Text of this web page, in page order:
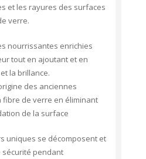
et les rayures des surfaces
verre.
nourrissantes enrichies
tout en ajoutant et en
la brillance.
des anciennes
fibre de verre en éliminant
de la surface
uniques se décomposent et
pendant